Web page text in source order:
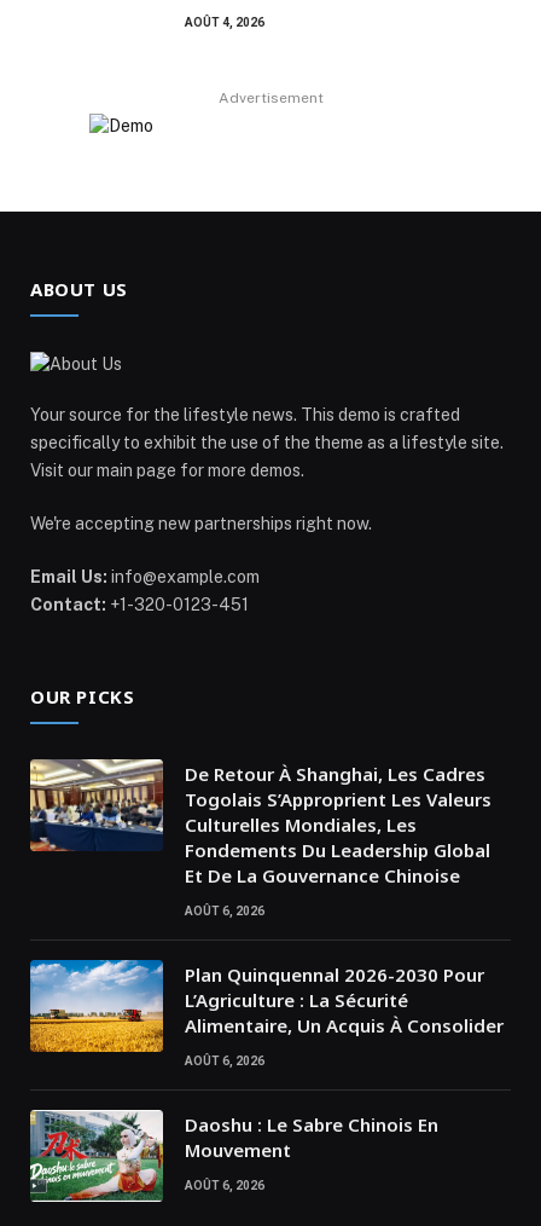
AOÛT 4, 2026
Advertisement
ABOUT US
Your source for the lifestyle news. This demo is crafted
specifically to exhibit the use of the theme as a lifestyle site.
Visit our main page for more demos.
We're accepting new partnerships right now.
Email Us: info@example.com
Contact: +1-320-0123-451
OUR PICKS
De Retour À Shanghai, Les Cadres
Togolais S’Approprient Les Valeurs
Culturelles Mondiales, Les
Fondements Du Leadership Global
Et De La Gouvernance Chinoise
AOÛT 6, 2026
Plan Quinquennal 2026-2030 Pour
L’Agriculture : La Sécurité
Alimentaire, Un Acquis À Consolider
AOÛT 6, 2026
Daoshu : Le Sabre Chinois En
Mouvement
AOÛT 6, 2026